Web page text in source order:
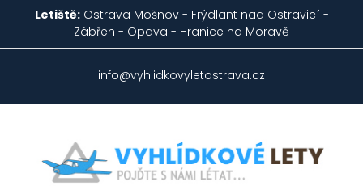
Letiště:Ostrava Mošnov - Frýdlant nad Ostravicí -
Zábřeh - Opava - Hranice na Moravě
info@vyhlidkovyletostrava.cz